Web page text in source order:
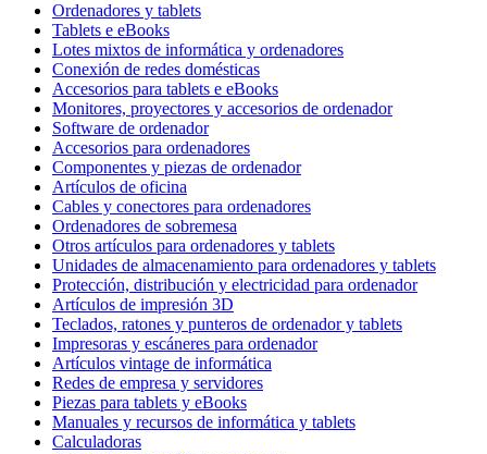
Ordenadores y tablets
Tablets e eBooks
Lotes mixtos de informática y ordenadores
Conexión de redes domésticas
Accesorios para tablets e eBooks
Monitores, proyectores y accesorios de ordenador
Software de ordenador
Accesorios para ordenadores
Componentes y piezas de ordenador
Artículos de oficina
Cables y conectores para ordenadores
Ordenadores de sobremesa
Otros artículos para ordenadores y tablets
Unidades de almacenamiento para ordenadores y tablets
Protección, distribución y electricidad para ordenador
Artículos de impresión 3D
Teclados, ratones y punteros de ordenador y tablets
Impresoras y escáneres para ordenador
Artículos vintage de informática
Redes de empresa y servidores
Piezas para tablets y eBooks
Manuales y recursos de informática y tablets
Calculadoras